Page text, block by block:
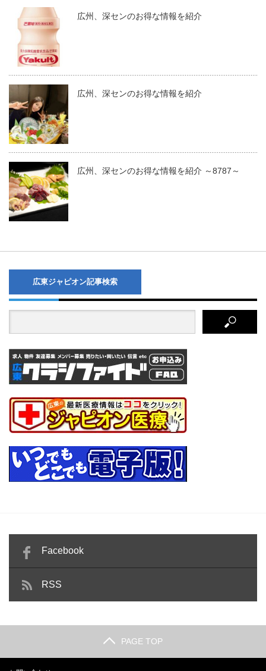
広州、深センのお得な情報を紹介
広州、深センのお得な情報を紹介
広州、深センのお得な情報を紹介 ～8787～
広東ジャピオン記事検索
Facebook
RSS
PAGE TOP